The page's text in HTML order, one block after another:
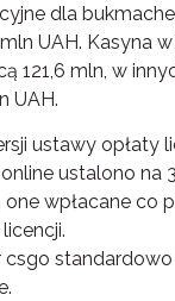
dla
UAH. Kasyna
121,6 mln, w
UAH.
ustawy opłaty
ustalono na
one wpłacane co
csgo